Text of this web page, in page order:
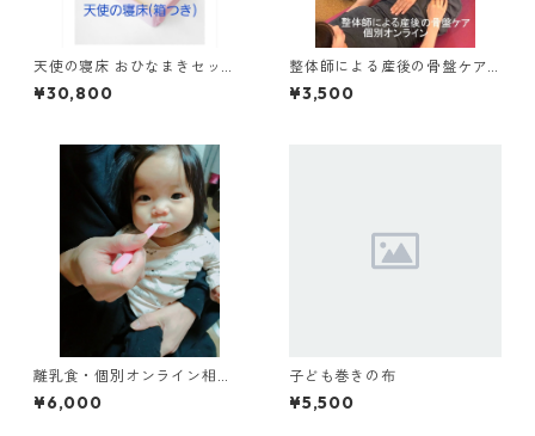
天使の寝床 おひなまきセット
(箱付き)/８キロ頃までです
が、もっと使えてます
¥30,800
整体師による産後の骨盤ケア
個別オンライン
¥3,500
離乳食・個別オンライン相
談 こんな時どうしたらとい
う不安を解消しましょう！
¥6,000
子ども巻きの布
¥5,500